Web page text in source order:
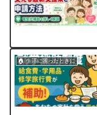
🏠 生活に困ったときに